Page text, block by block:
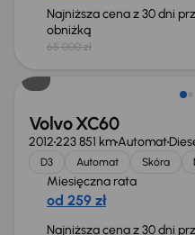
Najniższa cena z 30 dni
obniżką
65 000 zł
Taniej o 1 500 zł
Volvo XC60
2012223 851 kmAutomat
D3 Automat Skóra
Miesięczna rata
od 259 zł
Najniższa cena z 30 dni